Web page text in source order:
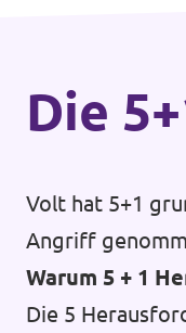
Die
Volt hat 5+1
Angriff
Warum 5 + 1
Die 5